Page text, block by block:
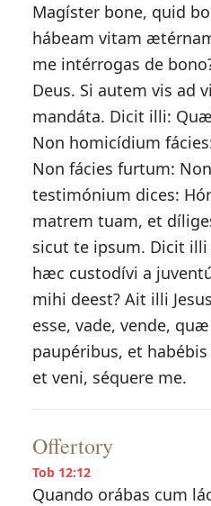
Magíster bone, quid
hábeam vitam
me intérrogas de
Deus. Si autem vis ad
mandáta. Dicit illi:
Non homicídium
Non fácies furtum:
testimónium dices:
matrem tuam, et
sicut te ipsum. Dicit illi
hæc custodívi a
mihi deest? Ait illi
esse, vade, vende,
paupéribus, et
et veni, séquere me.
Offertory
Tob 12:12
Quando orábas cum